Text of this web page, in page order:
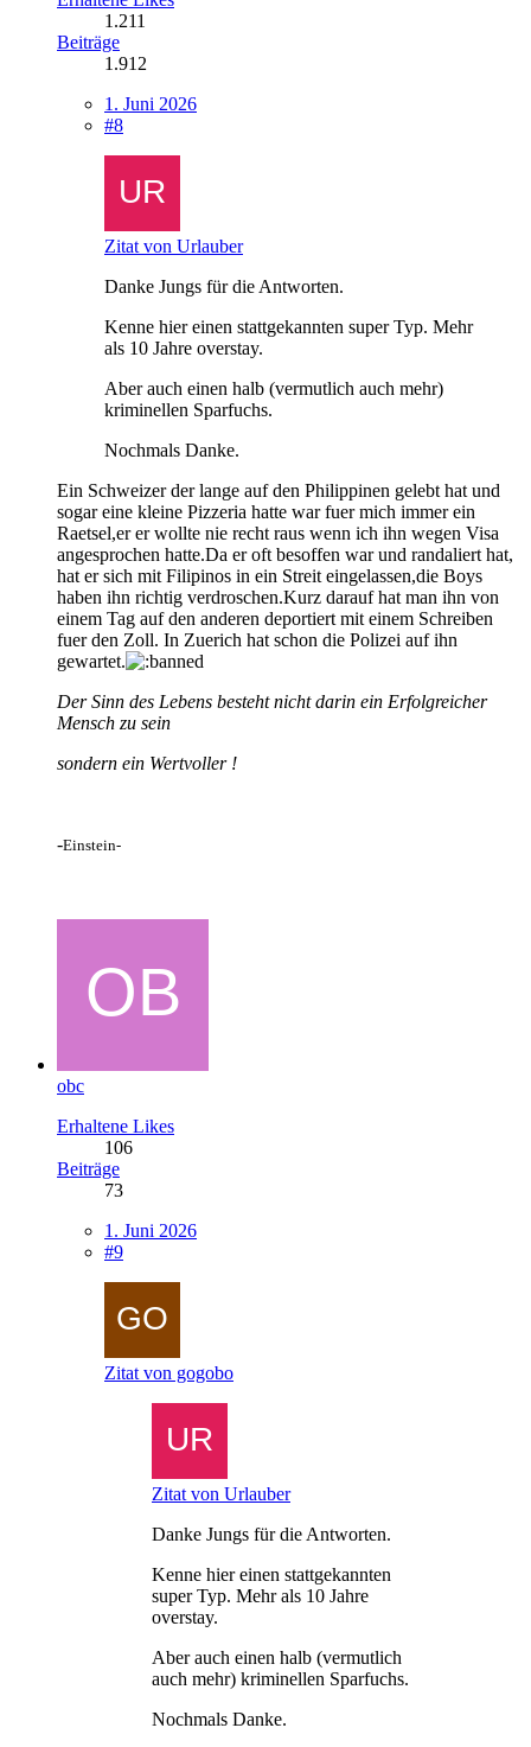
1.211
Beiträge
1.912
1. Juni 2026
#8
Zitat von Urlauber
Danke Jungs für die Antworten.
Kenne hier einen stattgekannten super Typ. Mehr
als 10 Jahre overstay.
Aber auch einen halb (vermutlich auch mehr)
kriminellen Sparfuchs.
Nochmals Danke.
Ein Schweizer der lange auf den Philippinen gelebt hat und
sogar eine kleine Pizzeria hatte war fuer mich immer ein
Raetsel,er er wollte nie recht raus wenn ich ihn wegen Visa
angesprochen hatte.Da er oft besoffen war und randaliert hat,
hat er sich mit Filipinos in ein Streit eingelassen,die Boys
haben ihn richtig verdroschen.Kurz darauf hat man ihn von
einem Tag auf den anderen deportiert mit einem Schreiben
fuer den Zoll. In Zuerich hat schon die Polizei auf ihn
gewartet.
Der Sinn des Lebens besteht nicht darin ein Erfolgreicher
Mensch zu sein
sondern ein Wertvoller !
-Einstein-
obc
Erhaltene Likes
106
Beiträge
73
1. Juni 2026
#9
Zitat von gogobo
Zitat von Urlauber
Danke Jungs für die Antworten.
Kenne hier einen stattgekannten
super Typ. Mehr als 10 Jahre
overstay.
Aber auch einen halb (vermutlich
auch mehr) kriminellen Sparfuchs.
Nochmals Danke.